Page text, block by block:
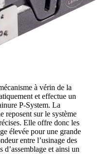
à vérin de la
et effectue un
P-System. La
reposent sur le système
Elle offre donc les
élevée pour une grande
entre l’usinage des
d’assemblage et ainsi un